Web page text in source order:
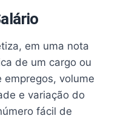
em uma nota
de um cargo ou
volume
e variação do
fácil de